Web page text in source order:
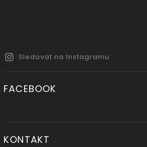
Sledovat na Instagramu
FACEBOOK
KONTAKT